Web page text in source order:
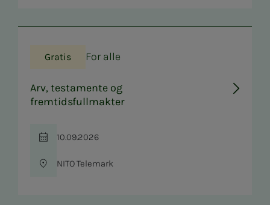
Gratis For alle
Arv, testamente og
fremtidsfullmakter
Tid
10.09.2026
Sted
NITO Telemark